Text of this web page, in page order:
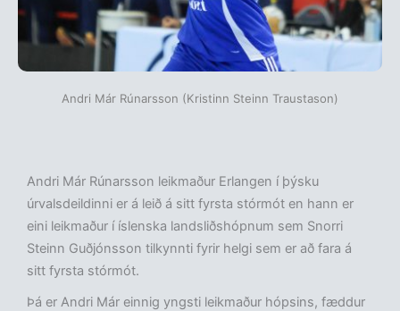
Andri Már Rúnarsson (Kristinn Steinn Traustason)
Andri Már Rúnarsson leikmaður Erlangen í þýsku
úrvalsdeildinni er á leið á sitt fyrsta stórmót en hann er
eini leikmaður í íslenska landsliðshópnum sem Snorri
Steinn Guðjónsson tilkynnti fyrir helgi sem er að fara á
sitt fyrsta stórmót.
Þá er Andri Már einnig yngsti leikmaður hópsins, fæddur